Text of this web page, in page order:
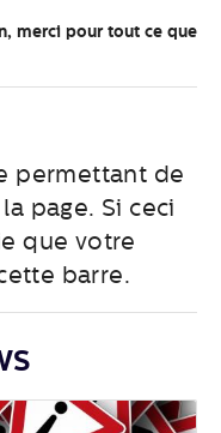
merci pour tout ce que
permettant de
page. Si ceci
que votre
barre.